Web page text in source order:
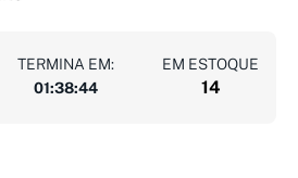
TERMINA EM:
01:38:43
EM ESTOQUE
14